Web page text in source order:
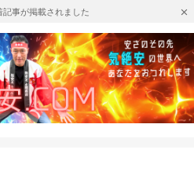
事が掲載されました